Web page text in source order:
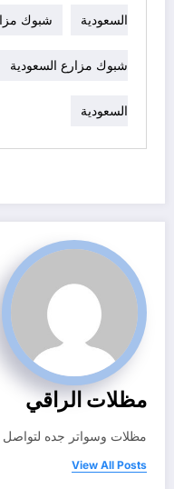
السعودية شبوك
شبوك مزارع السعودية
السعودية
مظلات الراقي
مظلات وسواتر جده لتواصل 0503142292
View All Posts